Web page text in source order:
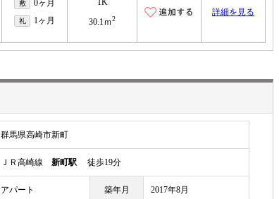
敷 0ヶ月
礼 1ヶ月
1K
30.1ｍ2
詳細を見る
群馬県高崎市新町
ＪＲ高崎線 新町駅 徒歩19分
アパート 築年月 2017年8月